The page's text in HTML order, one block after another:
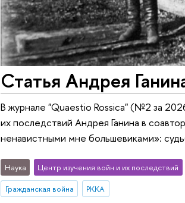
Статья Андрея
В журнале "Quaestio Rossica" (№2 за
их последствий Андрея Ганина в
ненавистными мне большевиками»:
Наука Центр изучения войн и их последствий
Гражданская война
РККА